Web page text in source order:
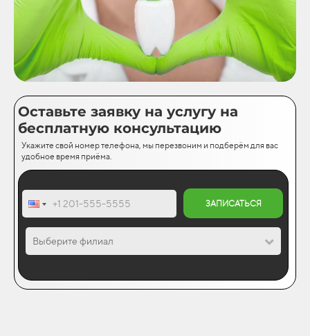
Оставьте заявку на услугу на
бесплатную консультацию
Укажите свой номер телефона, мы перезвоним и подберём для вас
удобное время приёма.
ЗАПИСАТЬСЯ
Выберите филиал